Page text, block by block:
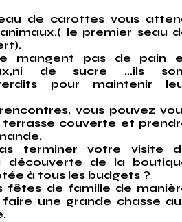
de carottes vous
le premier seau
mangent pas de pain
de sucre …ils
pour maintenir
vous pouvez
terrasse couverte et
terminer votre visite
découverte de la
à tous les budgets ?
fêtes de famille de
faire une grande chasse